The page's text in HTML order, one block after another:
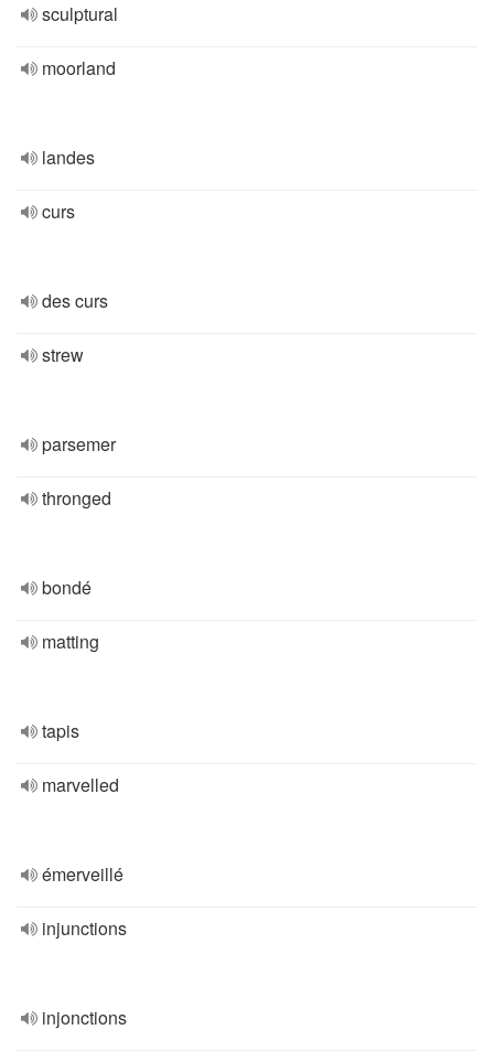
sculptural
moorland
landes
curs
des curs
strew
parsemer
thronged
bondé
matting
tapis
marvelled
émerveillé
injunctions
injonctions